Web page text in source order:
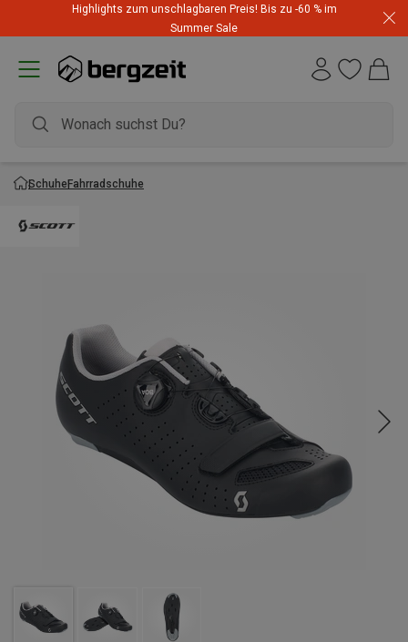
Highlights zum unschlagbaren Preis! Bis zu -60 % im
Summer Sale
SchuheFahrradschuhe